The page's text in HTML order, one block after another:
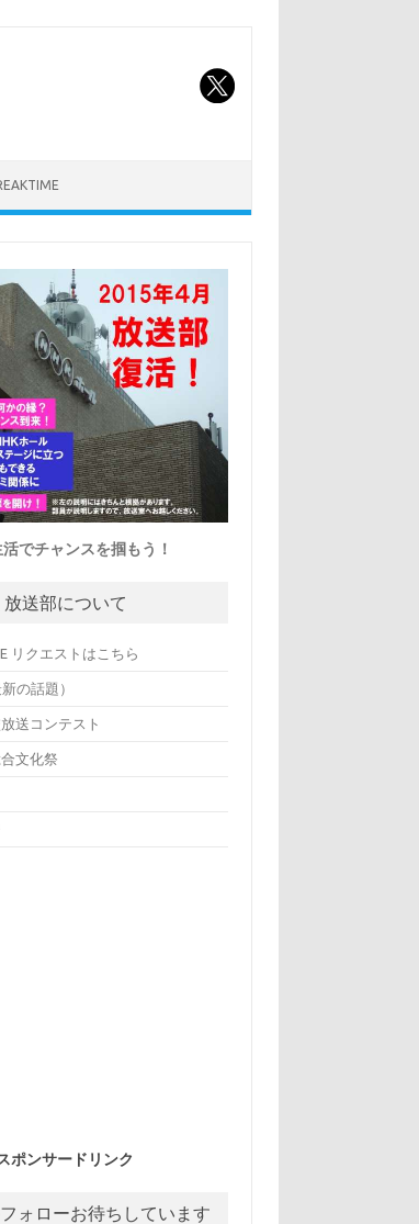
でチャンスを掴もう！
送部について
リクエストはこちら
の話題）
送コンテスト
文化祭
ポンサードリンク
ォローお待ちしています